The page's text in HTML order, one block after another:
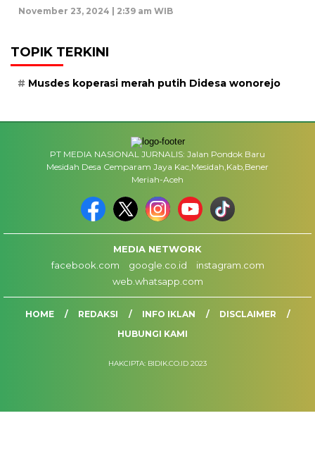
November 23, 2024 | 2:39 am WIB
TOPIK TERKINI
Musdes koperasi merah putih Didesa wonorejo
PT MEDIA NASIONAL JURNALIS: Jalan Pondok Baru
Mesidah Desa Cemparam Jaya Kac,Mesidah,Kab,Bener
Meriah-Aceh
MEDIA NETWORK
facebook.com
google.co.id
instagram.com
web.whatsapp.com
HOME REDAKSI INFO IKLAN
DISCLAIMER
HUBUNGI KAMI
HAKCIPTA: BIDIK.CO.ID 2023